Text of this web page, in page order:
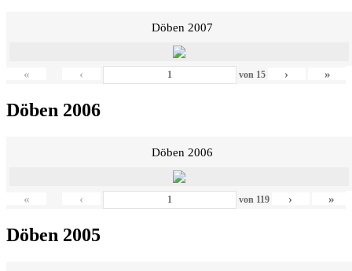
Döben 2007
« ‹ von 15 › »
Döben 2006
Döben 2006
« ‹ von 119 › »
Döben 2005